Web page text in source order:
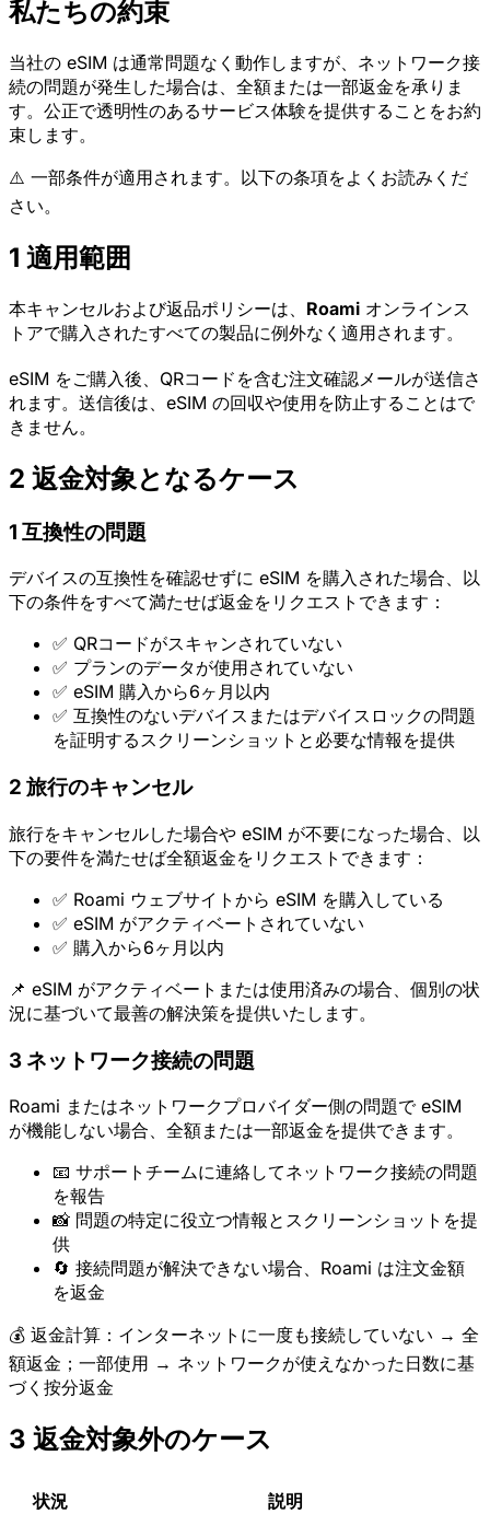
私たちの約束
当社の eSIM は通常問題なく動作しますが、ネットワーク接
続の問題が発生した場合は、全額または一部返金を承りま
す。公正で透明性のあるサービス体験を提供することをお約
束します。
⚠️ 一部条件が適用されます。以下の条項をよくお読みくだ
さい。
1 適用範囲
本キャンセルおよび返品ポリシーは、 Roami オンラインス
トアで購入されたすべての製品に例外なく適用されます。
eSIM をご購入後、QRコードを含む注文確認メールが送信さ
れます。送信後は、eSIM の回収や使用を防止することはで
きません。
2 返金対象となるケース
1 互換性の問題
デバイスの互換性を確認せずに eSIM を購入された場合、以
下の条件をすべて満たせば返金をリクエストできます：
✅ QRコードがスキャンされていない
✅ プランのデータが使用されていない
✅ eSIM 購入から6ヶ月以内
✅ 互換性のないデバイスまたはデバイスロックの問題
を証明するスクリーンショットと必要な情報を提供
2 旅行のキャンセル
旅行をキャンセルした場合や eSIM が不要になった場合、以
下の要件を満たせば全額返金をリクエストできます：
✅ Roami ウェブサイトから eSIM を購入している
✅ eSIM がアクティベートされていない
✅ 購入から6ヶ月以内
📌 eSIM がアクティベートまたは使用済みの場合、個別の状
況に基づいて最善の解決策を提供いたします。
3ネットワーク接続の問題
Roami またはネットワークプロバイダー側の問題で eSIM
が機能しない場合、全額または一部返金を提供できます。
📧 サポートチームに連絡してネットワーク接続の問題
を報告
📸 問題の特定に役立つ情報とスクリーンショットを提
供
🔄 接続問題が解決できない場合、Roami は注文金額
を返金
💰 返金計算：インターネットに一度も接続していない → 全
額返金；一部使用 → ネットワークが使えなかった日数に基
づく按分返金
3 返金対象外のケース
状況
説明